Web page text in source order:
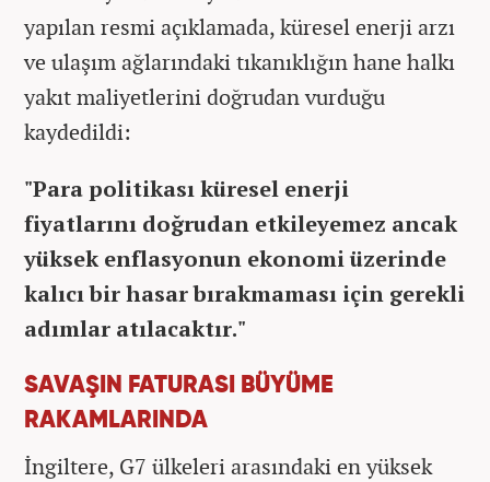
yapılan resmi açıklamada, küresel enerji arzı
ve ulaşım ağlarındaki tıkanıklığın hane halkı
yakıt maliyetlerini doğrudan vurduğu
kaydedildi:
"Para politikası küresel enerji
fiyatlarını doğrudan etkileyemez ancak
yüksek enflasyonun ekonomi üzerinde
kalıcı bir hasar bırakmaması için gerekli
adımlar atılacaktır."
SAVAŞIN FATURASI BÜYÜME
RAKAMLARINDA
İngiltere, G7 ülkeleri arasındaki en yüksek